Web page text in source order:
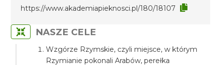
https://www.akademiapieknosci.pl/180/18107
NASZE CELE
Wzgórze Rzymskie, czyli miejsce, w którym
Rzymianie pokonali Arabów, perełka